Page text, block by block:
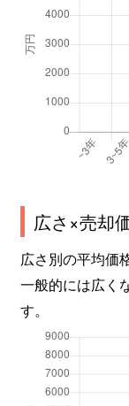
広さ×売却
広さ別の平均価
一般的には広く
す。